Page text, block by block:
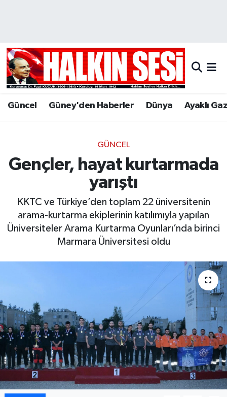
Güncel Güney'den Haberler Dünya Ayaklı
GÜNCEL
Gençler, hayat kurtarmada
yarıştı
KKTC ve Türkiye’den toplam 22 üniversitenin
arama-kurtarma ekiplerinin katılımıyla yapılan
Üniversiteler Arama Kurtarma Oyunları’nda birinci
Marmara Üniversitesi oldu
Hava Durumu
Trafik Durumu
Son Dakika Haberleri